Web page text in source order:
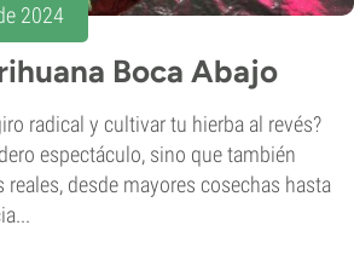
2024
Boca Abajo
radical y cultivar tu hierba al revés?
espectáculo, sino que también
reales, desde mayores cosechas hasta